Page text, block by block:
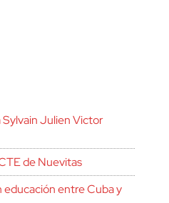
Julien Victor
de Nuevitas
educación entre Cuba y